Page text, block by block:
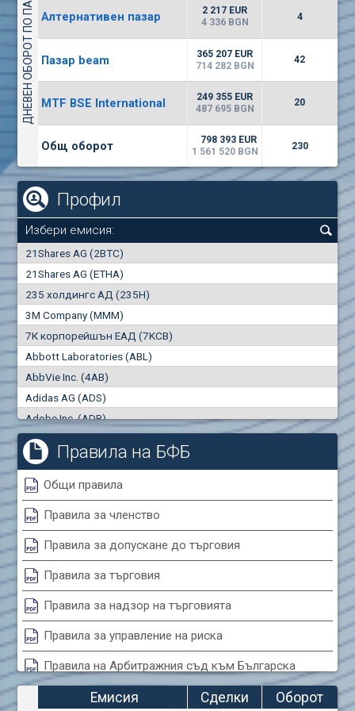
(WISR) Уайзър технолоджи
-3.93% 1 7100
3 3444BGN
0 5850EUR
1441
11442
ДНЕВЕН ОБОРОТ ПО ПАЗАРИ Алтернативен пазар
2 217 EUR
4 336 BGN
4
Пазар beam
365 207 EUR
714 282 BGN
42
MTF BSE International
249 355 EUR
487 695 BGN
20
Общ оборот
798 393 EUR
1 561 520 BGN
230
Профил
Избери емисия:
21Shares AG (2BTC)
21Shares AG (ETHA)
235 холдингс АД (235H)
3M Company (MMM)
7К корпорейшън ЕАД (7KCB)
Abbott Laboratories (ABL)
AbbVie Inc. (4AB)
Adidas AG (ADS)
Adobe Inc. (ADB)
Advanced Micro Devices Inc. (AMD)
Agrana Beteiligungs AG (AGB2)
Air Canada Inc. (ADH2)
Air France (AFR0)
Air Liquide SA (AIL)
Airbus SE (AIR)
Aixtron SE (AIXA)
Algonquin Power & Utilities Corp (751)
Alibaba Group Holding Ltd. (AHLA)
Allianz SE (ALV)
Alphabet Inc. (ABEA)
Alphabet Inc. (ABEC)
Altria Group Inc. (PHM7)
Amazon.com Inc. (AMZ)
0000
0.000
Най-добра
"купува"
0
Най-добра
0
Сделки
0
Оборот (евро)
0
Правила на БФБ
Общи правила
Правила за членство
Правила за допускане до търговия
Правила за търговия
Правила за надзор на търговията
Правила за управление на риска
Правила на Арбитражния съд към Българска
фондова борса
Емисия Сделки
Оборот